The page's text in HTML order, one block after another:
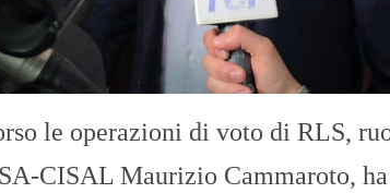
le operazioni di voto di RLS,
CISAL Maurizio Cammaroto,